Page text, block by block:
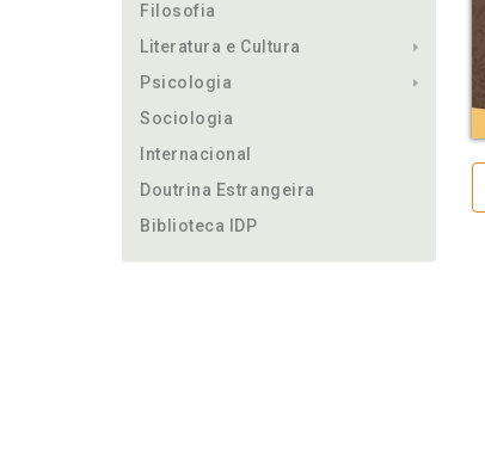
Filosofia
Literatura e Cultura
Psicologia
Sociologia
Internacional
Doutrina Estrangeira
Biblioteca IDP